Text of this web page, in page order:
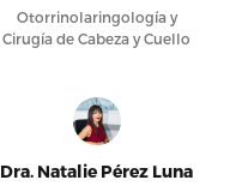
Otorrinolaringología y
Cirugía de Cabeza y Cuello
Dra. Natalie Pérez Luna